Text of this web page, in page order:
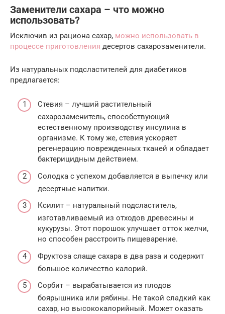
Заменители сахара – что можно
использовать?
Исключив из рациона сахар, можно использовать в
процессе приготовления десертов сахарозаменители.
Из натуральных подсластителей для диабетиков
предлагается:
Стевия – лучший растительный
сахарозаменитель, способствующий
естественному производству инсулина в
организме. К тому же, стевия ускоряет
регенерацию поврежденных тканей и обладает
бактерицидным действием.
Солодка с успехом добавляется в выпечку или
десертные напитки.
Ксилит – натуральный подсластитель,
изготавливаемый из отходов древесины и
кукурузы. Этот порошок улучшает отток желчи,
но способен расстроить пищеварение.
Фруктоза слаще сахара в два раза и содержит
большое количество калорий.
Сорбит – вырабатывается из плодов
боярышника или рябины. Не такой сладкий как
сахар, но высококалорийный. Может оказать